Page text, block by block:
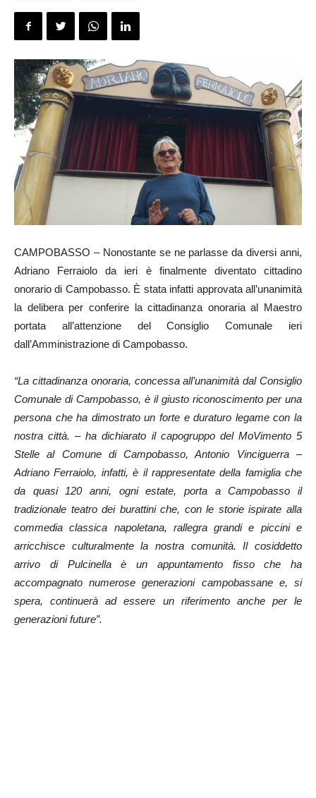
CAMPOBASSO – Nonostante se ne parlasse da diversi anni,
Adriano Ferraiolo da ieri è finalmente diventato cittadino
onorario di Campobasso. È stata infatti approvata all’unanimità
la delibera per conferire la cittadinanza onoraria al Maestro
portata all’attenzione del Consiglio Comunale ieri
dall’Amministrazione di Campobasso.
“La cittadinanza onoraria, concessa all’unanimità dal Consiglio
Comunale di Campobasso, è il giusto riconoscimento per una
persona che ha dimostrato un forte e duraturo legame con la
nostra città. – ha dichiarato il capogruppo del MoVimento 5
Stelle al Comune di Campobasso, Antonio Vinciguerra –
Adriano Ferraiolo, infatti, è il rappresentate della famiglia che
da quasi 120 anni, ogni estate, porta a Campobasso il
tradizionale teatro dei burattini che, con le storie ispirate alla
commedia classica napoletana, rallegra grandi e piccini e
arricchisce culturalmente la nostra comunità. Il cosiddetto
arrivo di Pulcinella è un appuntamento fisso che ha
accompagnato numerose generazioni campobassane e, si
spera, continuerà ad essere un riferimento anche per le
generazioni future”.